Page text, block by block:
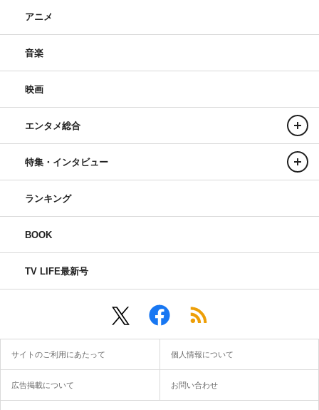
アニメ
音楽
映画
エンタメ総合
特集・インタビュー
ランキング
BOOK
TV LIFE最新号
サイトのご利用にあたって 個人情報について
広告掲載について お問い合わせ